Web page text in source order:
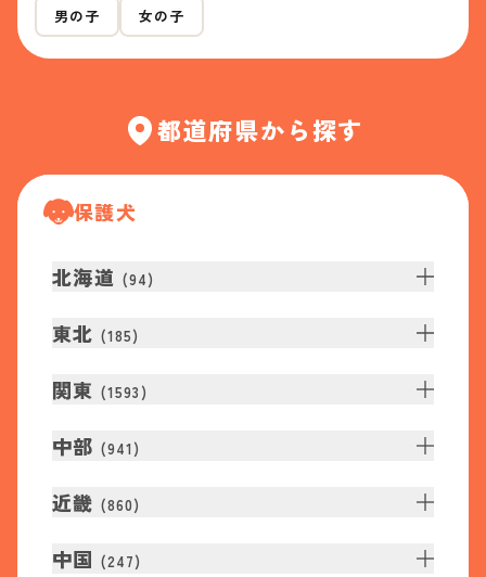
男の子 女の子
都道府県から探す
保護犬
北海道 (94)
東北 (185)
関東 (1593 )
中部 (941 )
近畿 (860)
中国 (247)